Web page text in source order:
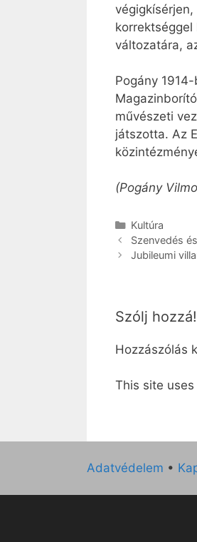
korrektséggel
változatára,
Pogány
művészeti
játszotta. Az
(Pogány
Kategória
Kultúra
Szenvedés
Jubileumi
Szólj hozzá!
Hozzászólás
This site
Adatvédelem •